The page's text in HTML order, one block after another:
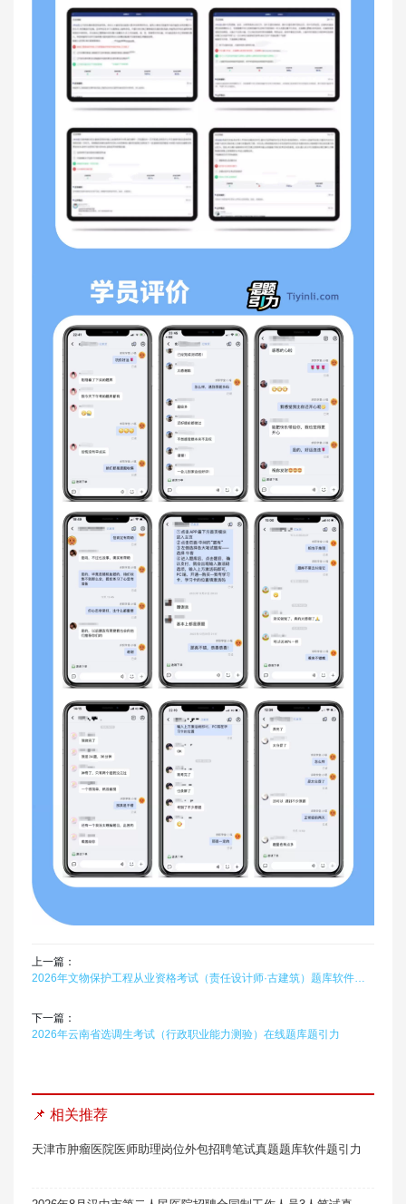
上一篇：
2026年文物保护工程从业资格考试（责任设计师·古建筑）题库软件题引力
下一篇：
2026年云南省选调生考试（行政职业能力测验）在线题库题引力
📌 相关推荐
天津市肿瘤医院医师助理岗位外包招聘笔试真题题库软件题引力